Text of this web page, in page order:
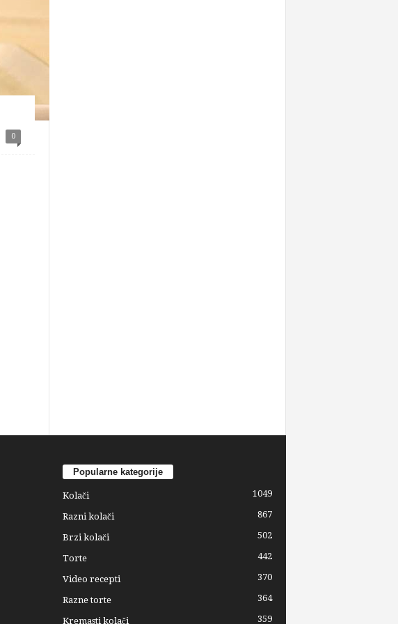
0
Popularne kategorije
Kolači 1049
Razni kolači 867
Brzi kolači 502
Torte 442
Video recepti 370
Razne torte 364
Kremasti kolači 359